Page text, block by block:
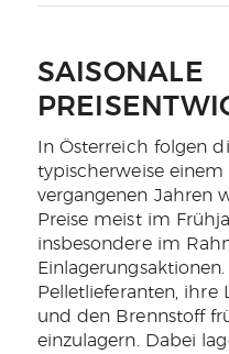
SAISONALE
In Österreich folgen
typischerweise einem
vergangenen Jahren
Preise meist im
insbesondere im
Pelletlieferanten, ihre
und den Brennstoff
einzulagern. Dabei